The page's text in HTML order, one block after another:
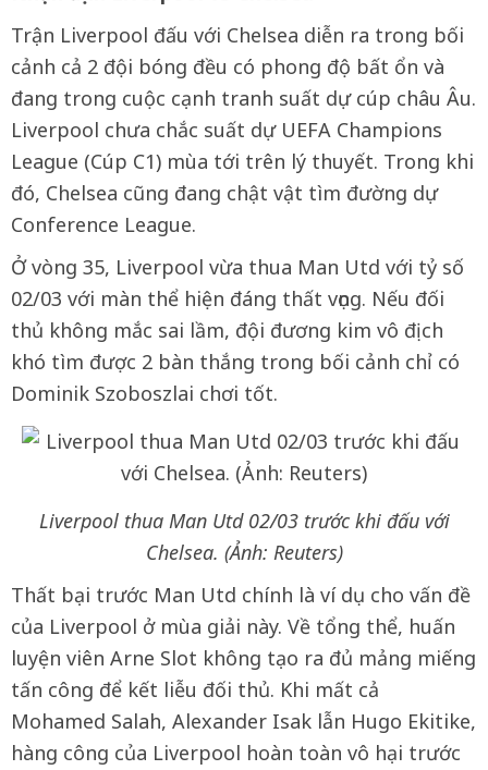
Trận Liverpool đấu với Chelsea diễn ra trong bối
cảnh cả 2 đội bóng đều có phong độ bất ổn và
đang trong cuộc cạnh tranh suất dự cúp châu Âu.
Liverpool chưa chắc suất dự UEFA Champions
League (Cúp C1) mùa tới trên lý thuyết. Trong khi
đó, Chelsea cũng đang chật vật tìm đường dự
Conference League.
Ở vòng 35, Liverpool vừa thua Man Utd với tỷ số
02/03 với màn thể hiện đáng thất vọng. Nếu đối
thủ không mắc sai lầm, đội đương kim vô địch
khó tìm được 2 bàn thắng trong bối cảnh chỉ có
Dominik Szoboszlai chơi tốt.
Liverpool thua Man Utd 02/03 trước khi đấu với
Chelsea. (Ảnh: Reuters)
Thất bại trước Man Utd chính là ví dụ cho vấn đề
của Liverpool ở mùa giải này. Về tổng thể, huấn
luyện viên Arne Slot không tạo ra đủ mảng miếng
tấn công để kết liễu đối thủ. Khi mất cả
Mohamed Salah, Alexander Isak lẫn Hugo Ekitike,
hàng công của Liverpool hoàn toàn vô hại trước